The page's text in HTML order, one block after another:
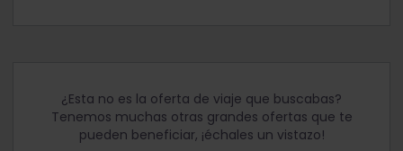
¿Esta no es la oferta de viaje que buscabas?
Tenemos muchas otras grandes ofertas que te
pueden beneficiar, ¡échales un vistazo!